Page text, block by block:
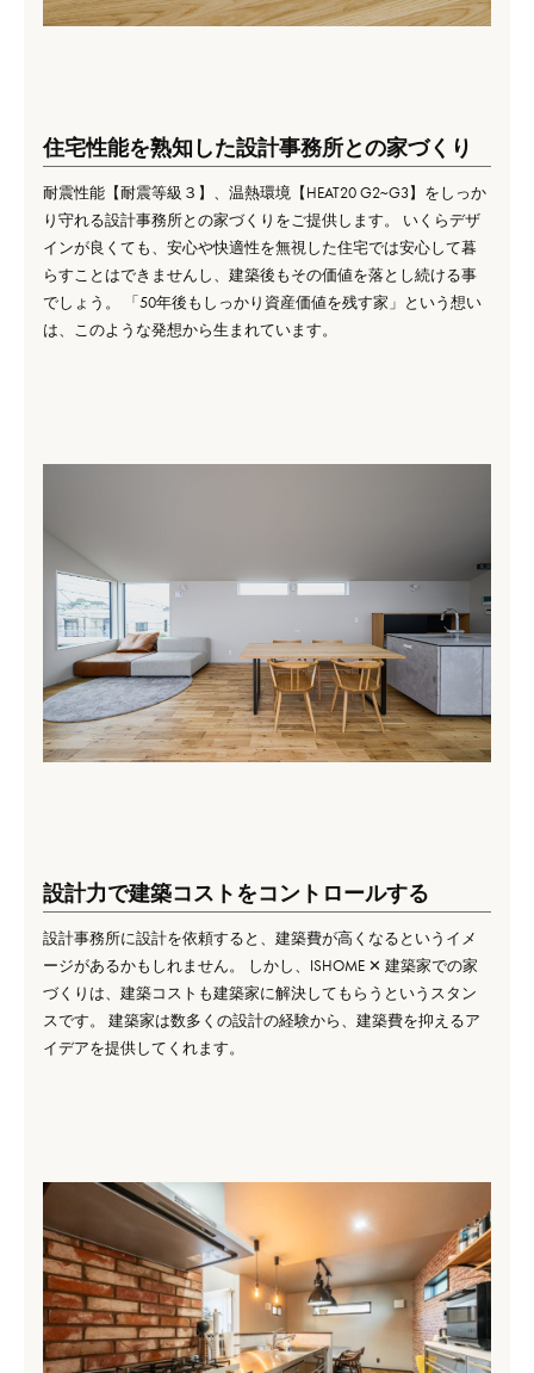
住宅性能を熟知した設計事務所との家づくり
耐震性能【耐震等級３】、温熱環境【HEAT20 G2~G3】をしっか
り守れる設計事務所との家づくりをご提供します。 いくらデザ
インが良くても、安心や快適性を無視した住宅では安心して暮
らすことはできませんし、建築後もその価値を落とし続ける事
でしょう。 「50年後もしっかり資産価値を残す家」という想い
は、このような発想から生まれています。
設計力で建築コストをコントロールする
設計事務所に設計を依頼すると、建築費が高くなるというイメ
ージがあるかもしれません。 しかし、ISHOME ✕ 建築家での家
づくりは、建築コストも建築家に解決してもらうというスタン
スです。 建築家は数多くの設計の経験から、建築費を抑えるア
イデアを提供してくれます。